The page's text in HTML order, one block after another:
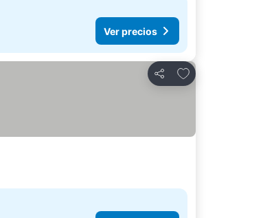
Ver precios
Compartir
Añadir a favoritos